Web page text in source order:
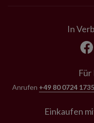
In
Anrufen +49 80 0724 1735
Einkaufen